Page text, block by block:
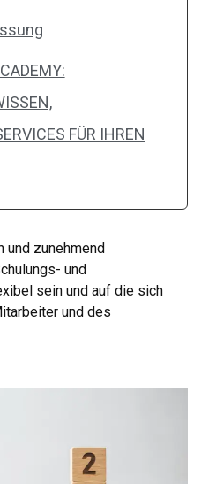
FÜR IHREN
und zunehmend
und
sein und auf die sich
und des